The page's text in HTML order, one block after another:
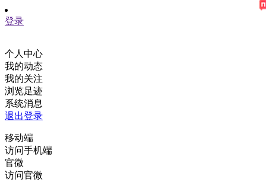
登录
个人中心
我的动态
我的关注
浏览足迹
系统消息
退出登录
移动端
访问手机端
官微
访问官微